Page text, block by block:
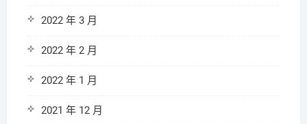
2022 年 3 月
2022 年 2 月
2022 年 1 月
2021 年 12 月